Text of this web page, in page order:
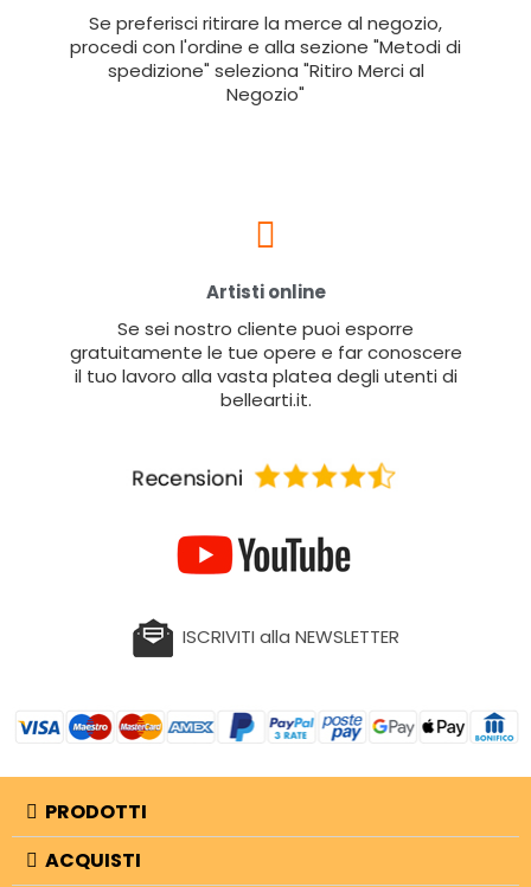
Se preferisci ritirare la merce al negozio,
procedi con l'ordine e alla sezione "Metodi di
spedizione" seleziona "Ritiro Merci al
Negozio"
Artisti online
Se sei nostro cliente puoi esporre
gratuitamente le tue opere e far conoscere
il tuo lavoro alla vasta platea degli utenti di
bellearti.it.
ISCRIVITI alla NEWSLETTER
PRODOTTI
ACQUISTI